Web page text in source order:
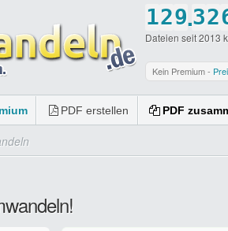
1
2
3
4
5
6
2
3
4
5
6
7
9
0
.3
4
5
6
7
8
2
3
4
5
6
7
Dateien seit 2013
Kein Premium -
PDF erstellen PDF